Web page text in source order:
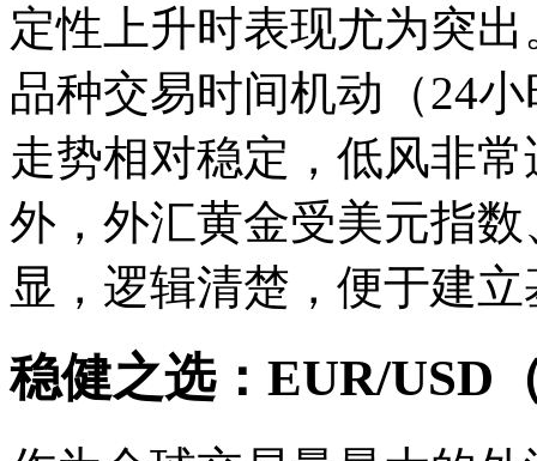
定性上升时表现尤为突
品种交易时间机动（24
走势相对稳定，低风非常
外，外汇黄金受美元指
显，逻辑清楚，便于建
稳健之选：EUR/USD